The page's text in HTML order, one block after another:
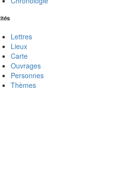
Lettres
Lieux
Carte
Ouvrages
Personnes
Thèmes